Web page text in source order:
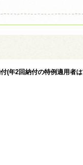
(年2回納付の特例適用者